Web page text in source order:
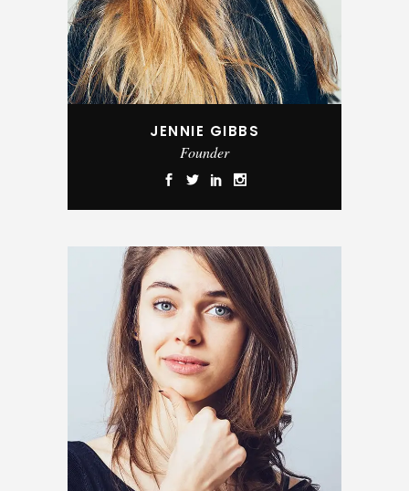
JENNIE GIBBS
Founder